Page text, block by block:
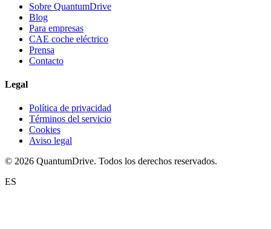
Sobre QuantumDrive
Blog
Para empresas
CAE coche eléctrico
Prensa
Contacto
Legal
Política de privacidad
Términos del servicio
Cookies
Aviso legal
© 2026 QuantumDrive. Todos los derechos reservados.
ES